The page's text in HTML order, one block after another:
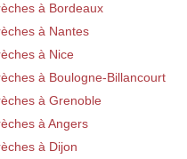
à Bordeaux
à Nantes
à Nice
à Boulogne-Billancourt
à Grenoble
à Angers
à Dijon